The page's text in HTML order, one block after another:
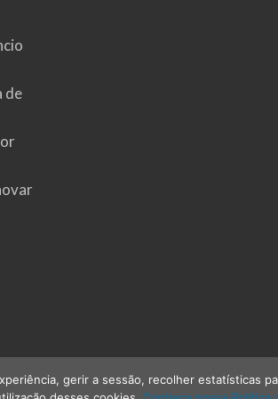
de
gerir a sessão, recolher estatísticas